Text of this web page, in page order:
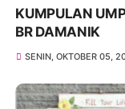
KUMPULAN
BR DAMANIK
SENIN, OKTOBER 05,